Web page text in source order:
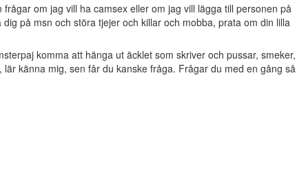
om jag vill ha camsex eller om jag vill lägga till personen på
på msn och störa tjejer och killar och mobba, prata om din lilla
komma att hänga ut äcklet som skriver och pussar, smeker,
känna mig, sen får du kanske fråga. Frågar du med en gång så